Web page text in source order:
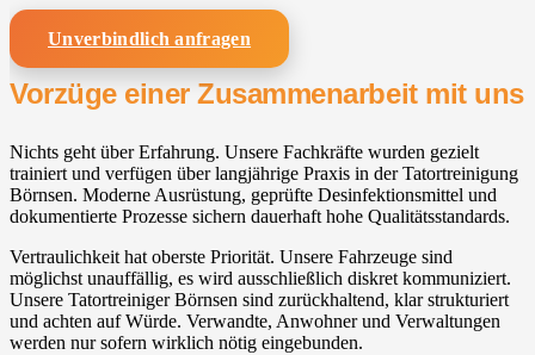
Unverbindlich anfragen
Vorzüge einer Zusammenarbeit mit uns
Nichts geht über Erfahrung. Unsere Fachkräfte wurden gezielt
trainiert und verfügen über langjährige Praxis in der Tatortreinigung
Börnsen. Moderne Ausrüstung, geprüfte Desinfektionsmittel und
dokumentierte Prozesse sichern dauerhaft hohe Qualitätsstandards.
Vertraulichkeit hat oberste Priorität. Unsere Fahrzeuge sind
möglichst unauffällig, es wird ausschließlich diskret kommuniziert.
Unsere Tatortreiniger Börnsen sind zurückhaltend, klar strukturiert
und achten auf Würde. Verwandte, Anwohner und Verwaltungen
werden nur sofern wirklich nötig eingebunden.